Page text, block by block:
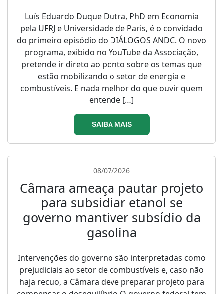
Luís Eduardo Duque Dutra, PhD em Economia
pela UFRJ e Universidade de Paris, é o convidado
do primeiro episódio do DIÁLOGOS ANDC. O novo
programa, exibido no YouTube da Associação,
pretende ir direto ao ponto sobre os temas que
estão mobilizando o setor de energia e
combustíveis. E nada melhor do que ouvir quem
entende […]
SAIBA MAIS
08/07/2026
Câmara ameaça pautar projeto
para subsidiar etanol se
governo mantiver subsídio da
gasolina
Intervenções do governo são interpretadas como
prejudiciais ao setor de combustíveis e, caso não
haja recuo, a Câmara deve preparar projeto para